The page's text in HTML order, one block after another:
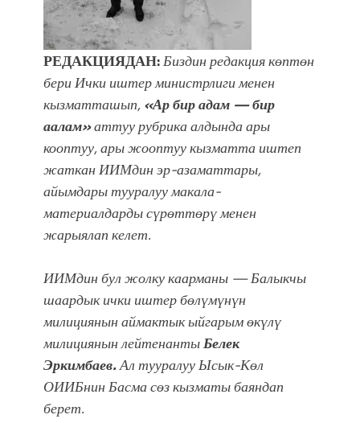
Park'ка 30 миң адам чогулду
РЕДАКЦИЯДАН:Биздинредакция көптөн
бери Ички иштер министрлиги менен
кызматташып,«Ар бир адам — бир
аалам»аттуу рубрика алдында ары
кооптуу, ары жооптуу кызматта иштеп
жаткан ИИМдин эр-азаматтары,
айымдары тууралуу макала-
материалдарды сүрөттөрү менен
жарыялап келет.
ИИМдин бул жолку каарманы — Балыкчы
шаардык ички иштер бөлүмүнүн
милициянын аймактык ыйгарым өкүлү
милициянын лейтенантыБелек
Эркимбаев.Ал тууралуу Ысык-Көл
ОИИБнин Басма сөз кызматы баяндап
берет.